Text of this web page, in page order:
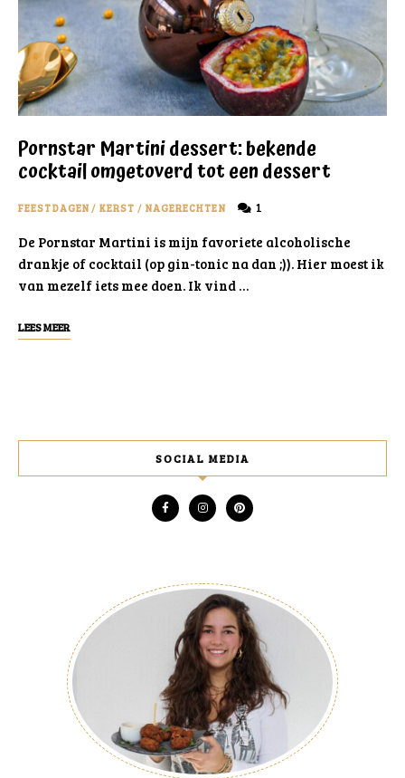
Pornstar Martini dessert: bekende
cocktail omgetoverd tot een dessert
FEESTDAGEN / KERST / NAGERECHTEN 1
De Pornstar Martini is mijn favoriete alcoholische
drankje of cocktail (op gin-tonic na dan ;)). Hier moest ik
van mezelf iets mee doen. Ik vind …
LEES MEER
SOCIAL MEDIA